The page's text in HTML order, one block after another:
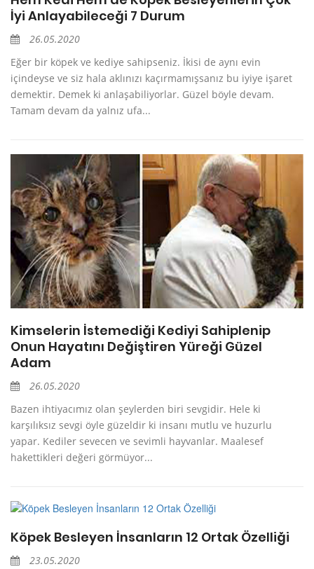
İyi Anlayabileceği 7 Durum
26.05.2020
Eğer bir köpek ve kediye sahipseniz. İkisi de aynı evin
içindeyse ve siz hala aklınızı kaçırmamışsanız bu iyiye işaret
demektir. Demek ki anlaşabiliyorlar. Güzel böyle devam.
Tamam devam da yalnız ufa...
Kimselerin İstemediği Kediyi Sahiplenip
Onun Hayatını Değiştiren Yüreği Güzel
Adam
26.05.2020
Bazen ihtiyacımız olan şeylerden biri sevgidir. Hele ki
karşılıksız sevgi öyle güzeldir ki insanı mutlu ve huzurlu
yapar. Kediler sevecen ve sevimli hayvanlar. Maalesef
hakettikleri değeri görmüyor...
Köpek Besleyen İnsanların 12 Ortak Özelliği
23.05.2020